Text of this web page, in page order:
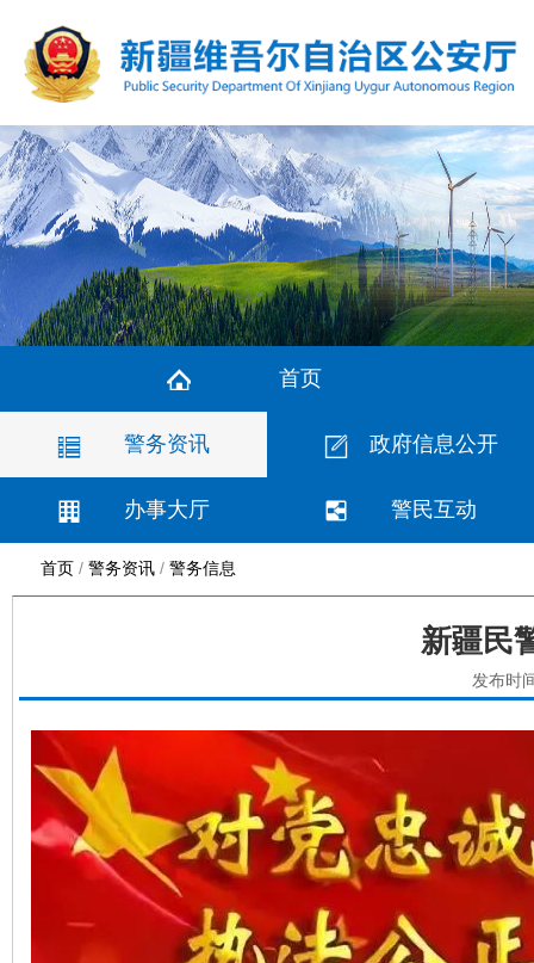
首页
警务资讯 政府信息公开
办事大厅 警民互动
首页 / 警务资讯 / 警务信息
新疆民
发布时